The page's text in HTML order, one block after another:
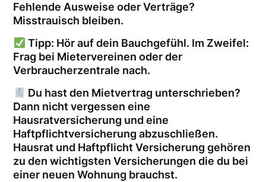
Fehlende Ausweise oder Verträge?
Misstrauisch bleiben.
Tipp: Hör auf dein Bauchgefühl. Im Zweifel:
Frag bei Mietervereinen oder der
Verbraucherzentrale nach.
Du hast den Mietvertrag unterschrieben?
Dann nicht vergessen eine
Hausratversicherung und eine
Haftpflichtversicherung abzuschließen.
Hausrat und Haftpflicht Versicherung gehören
zu den wichtigsten Versicherungen die du bei
einer neuen Wohnung brauchst.